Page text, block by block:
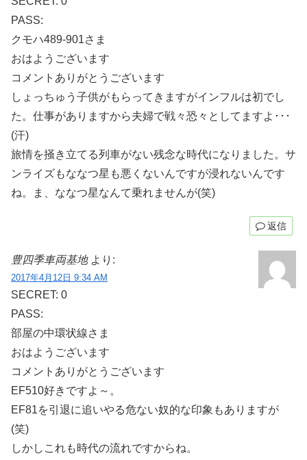
PASS:
クモハ489-901さま
おはようございます
コメントありがとうございます
しょっちゅう子供がもらってきますがインフルは初でし
た。仕事がありますから夫婦で戦々恐々としてますよ･･･
(汗)
旅情を掻き立てる列車がない残念な時代になりました。サ
ンライズもななつ星も悪くないんですが浸れないんです
ね。ま、ななつ星なんて乗れませんが(笑)
返信
豊四季車両基地 より:
2017年4月12日 9:34 AM
SECRET: 0
PASS:
部屋の中環状線さま
おはようございます
コメントありがとうございます
EF510好きですよ～。
EF81を引退に追いやる危ない奴的な印象もありますが
(笑)
しかしこれも時代の流れですからね。